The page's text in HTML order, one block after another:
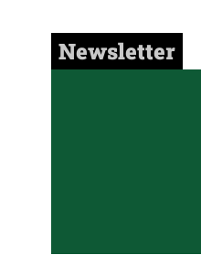
Newsletter